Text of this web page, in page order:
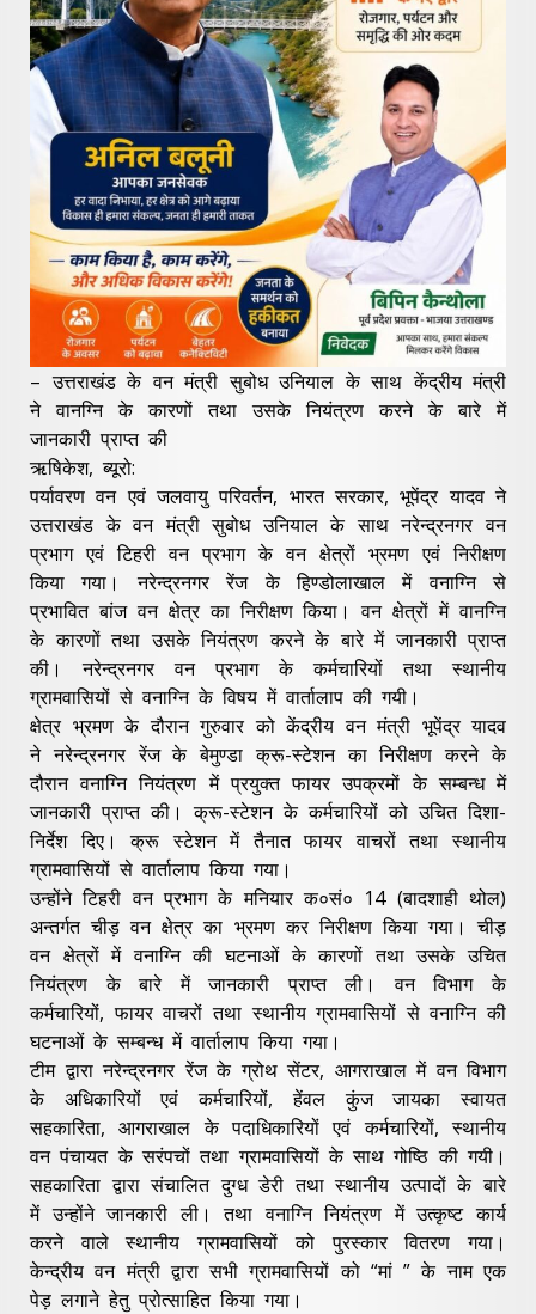
– उत्तराखंड के वन मंत्री सुबोध उनियाल के साथ केंद्रीय मंत्री
ने वानग्नि के कारणों तथा उसके नियंत्रण करने के बारे में
जानकारी प्राप्त की
ऋषिकेश, ब्यूरो:
पर्यावरण वन एवं जलवायु परिवर्तन, भारत सरकार, भूपेंद्र यादव ने
उत्तराखंड के वन मंत्री सुबोध उनियाल के साथ नरेन्द्रनगर वन
प्रभाग एवं टिहरी वन प्रभाग के वन क्षेत्रों भ्रमण एवं निरीक्षण
किया गया। नरेन्द्रनगर रेंज के हिण्डोलाखाल में वनाग्नि से
प्रभावित बांज वन क्षेत्र का निरीक्षण किया। वन क्षेत्रों में वानग्नि
के कारणों तथा उसके नियंत्रण करने के बारे में जानकारी प्राप्त
की। नरेन्द्रनगर वन प्रभाग के कर्मचारियों तथा स्थानीय
ग्रामवासियों से वनाग्नि के विषय में वार्तालाप की गयी।
क्षेत्र भ्रमण के दौरान गुरुवार को केंद्रीय वन मंत्री भूपेंद्र यादव
ने नरेन्द्रनगर रेंज के बेमुण्डा क्रू-स्टेशन का निरीक्षण करने के
दौरान वनाग्नि नियंत्रण में प्रयुक्त फायर उपक्रमों के सम्बन्ध में
जानकारी प्राप्त की। क्रू-स्टेशन के कर्मचारियों को उचित दिशा-
निर्देश दिए। क्रू स्टेशन में तैनात फायर वाचरों तथा स्थानीय
ग्रामवासियों से वार्तालाप किया गया।
उन्होंने टिहरी वन प्रभाग के मनियार क०सं० 14 (बादशाही थोल)
अन्तर्गत चीड़ वन क्षेत्र का भ्रमण कर निरीक्षण किया गया। चीड़
वन क्षेत्रों में वनाग्नि की घटनाओं के कारणों तथा उसके उचित
नियंत्रण के बारे में जानकारी प्राप्त ली। वन विभाग के
कर्मचारियों, फायर वाचरों तथा स्थानीय ग्रामवासियों से वनाग्नि की
घटनाओं के सम्बन्ध में वार्तालाप किया गया।
टीम द्वारा नरेन्द्रनगर रेंज के ग्रोथ सेंटर, आगराखाल में वन विभाग
के अधिकारियों एवं कर्मचारियों, हेंवल कुंज जायका स्वायत
सहकारिता, आगराखाल के पदाधिकारियों एवं कर्मचारियों, स्थानीय
वन पंचायत के सरंपचों तथा ग्रामवासियों के साथ गोष्ठि की गयी।
सहकारिता द्वारा संचालित दुग्ध डेरी तथा स्थानीय उत्पादों के बारे
में उन्होंने जानकारी ली। तथा वनाग्नि नियंत्रण में उत्कृष्ट कार्य
करने वाले स्थानीय ग्रामवासियों को पुरस्कार वितरण गया।
केन्द्रीय वन मंत्री द्वारा सभी ग्रामवासियों को “मां ” के नाम एक
पेड़ लगाने हेतु प्रोत्साहित किया गया।